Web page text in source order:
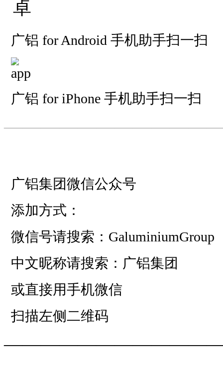
广铝 for Android 手机助手扫一扫
广铝 for iPhone 手机助手扫一扫
———————————
广铝集团微信公众号
添加方式：
微信号请搜索：GaluminiumGroup
中文昵称请搜索：广铝集团
或直接用手机微信
扫描左侧二维码
———————————